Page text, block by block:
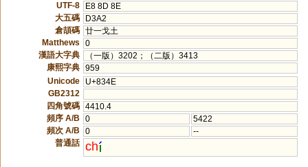
UTF-8
E8 8D 8E
大五碼
D3A2
倉頡碼 廿一戈土
Matthews
0
漢語大字典
（一版）3202；（二版）3413
康熙字典 959
Unicode
U+834E
GB2312
四角號碼 4410.4
頻序 A/B
0
5422
頻次 A/B
0
--
普通話 ch